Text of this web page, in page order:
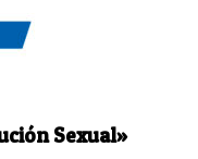
Sexual»